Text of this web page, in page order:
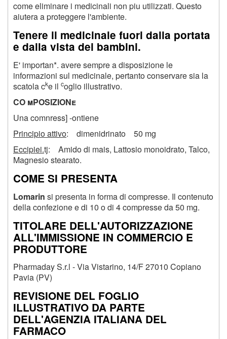
come eliminare i medicinali non piu utilizzati. Questo
aiutera a proteggere l'ambiente.
Tenere il medicinale fuori dalla portata
e dalla vista dei bambini.
E' importan*. avere sempre a disposizione le
informazioni sul medicinale, pertanto conservare sia la
scatola cke il coglio illustrativo.
CO mPOSIZIONe
Una comnress] -ontiene
Principio attivo: dimenidrinato 50 mg
Eccipiei.tj: Amido di mais, Lattosio monoidrato, Talco,
Magnesio stearato.
COME SI PRESENTA
Lomarin si presenta in forma di compresse. Il contenuto
della confezione e di 10 o di 4 compresse da 50 mg.
TITOLARE DELL'AUTORIZZAZIONE
ALL'IMMISSIONE IN COMMERCIO E
PRODUTTORE
Pharmaday S.r.l - Via Vistarino, 14/F 27010 Copiano
Pavia (PV)
REVISIONE DEL FOGLIO
ILLUSTRATIVO DA PARTE
DELL'AGENZIA ITALIANA DEL
FARMACO